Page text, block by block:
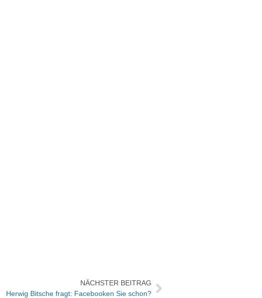
NÄCHSTER BEITRAG
Herwig Bitsche fragt: Facebooken Sie schon?